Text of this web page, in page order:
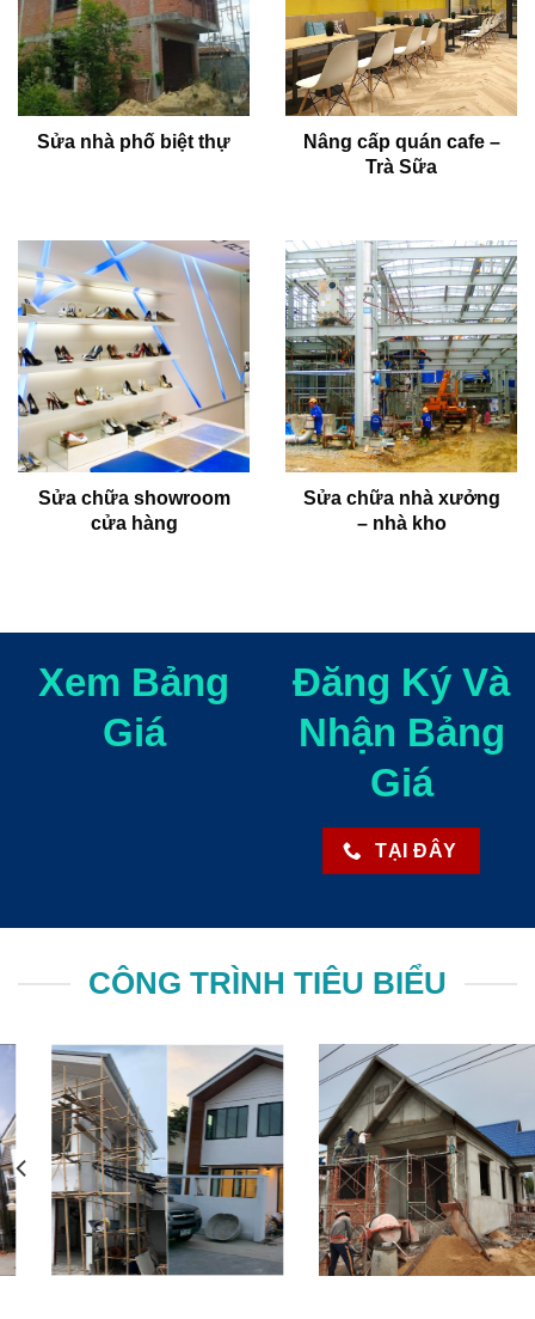
Sửa nhà phố biệt thự
Nâng cấp quán cafe –
Trà Sữa
Sửa chữa showroom
cửa hàng
Sửa chữa nhà xưởng
– nhà kho
Xem Bảng
Giá
Đăng Ký Và
Nhận Bảng
Giá
TẠI ĐÂY
CÔNG TRÌNH TIÊU BIỂU